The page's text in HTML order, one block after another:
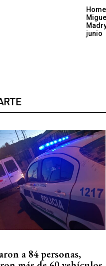
junio
a 84 personas,